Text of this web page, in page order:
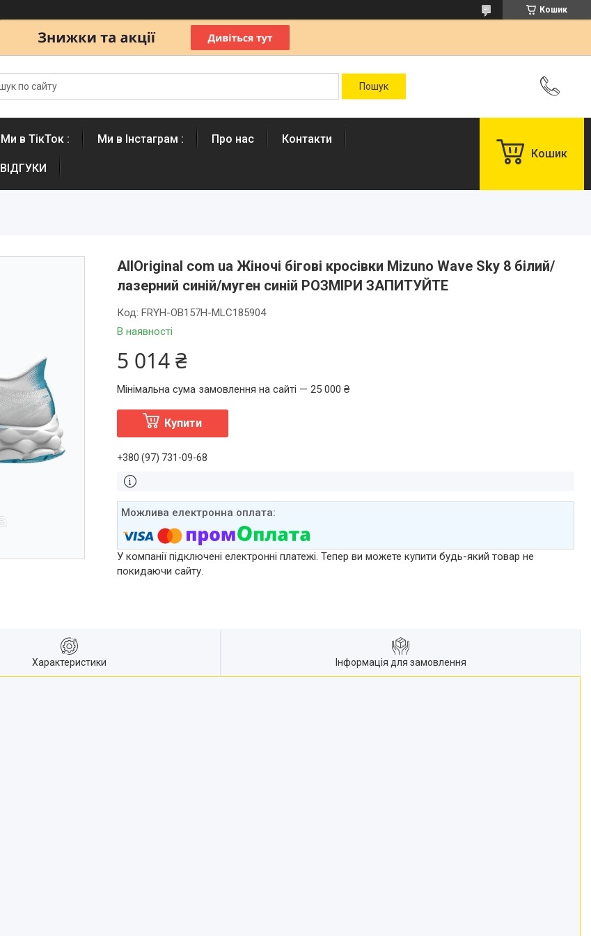
Кошик
Ми в ТікТок : Ми в Інстаграм : Про нас Контакти
ВІДГУКИ
Кошик
AllOriginal com ua Жіночі бігові кросівки Mizuno Wave Sky 8 білий/
лазерний синій/муген синій РОЗМІРИ ЗАПИТУЙТЕ
В наявності
Код: FRYH-OB157H-MLC185904
5 014 ₴
Мінімальна сума замовлення на сайті — 25 000 ₴
Купити
+380 (97) 731-09-68
У компанії підключені електронні платежі. Тепер ви можете купити будь-який товар не
покидаючи сайту.
Характеристики Інформація для замовлення